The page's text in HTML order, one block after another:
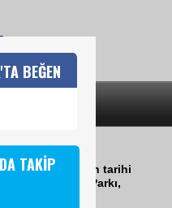
yer alan tarihi
Minyatür Kent Parkı,
BEĞEN
TAKİP